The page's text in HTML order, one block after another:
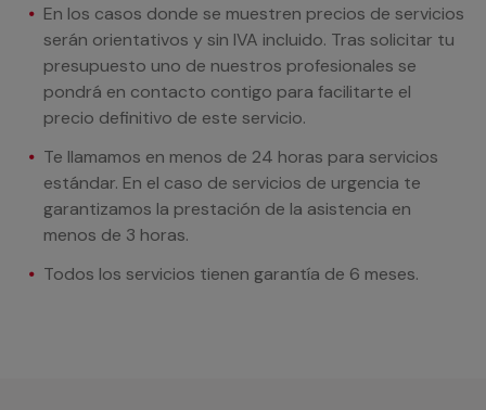
En los casos donde se muestren precios de servicios
serán orientativos y sin IVA incluido. Tras solicitar tu
presupuesto uno de nuestros profesionales se
pondrá en contacto contigo para facilitarte el
precio definitivo de este servicio.
Te llamamos en menos de 24 horas para servicios
estándar. En el caso de servicios de urgencia te
garantizamos la prestación de la asistencia en
menos de 3 horas.
Todos los servicios tienen garantía de 6 meses.